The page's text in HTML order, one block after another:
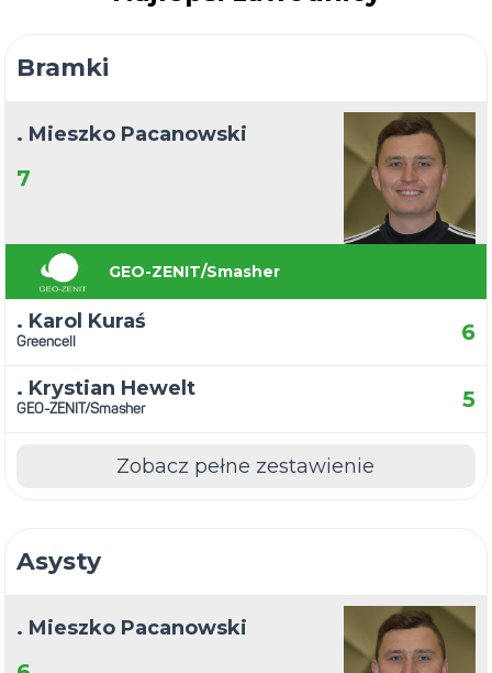
Bramki
. Mieszko Pacanowski
7
GEO-ZENIT/Smasher
. Karol Kuraś
Greencell 6
. Krystian Hewelt
GEO-ZENIT/Smasher 5
Zobacz pełne zestawienie
Asysty
. Mieszko Pacanowski